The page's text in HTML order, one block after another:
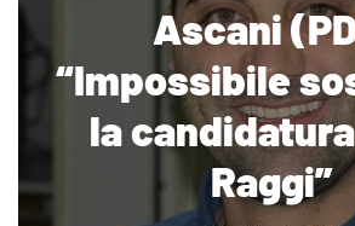
Ascani
“Impossibile
la
Raggi”